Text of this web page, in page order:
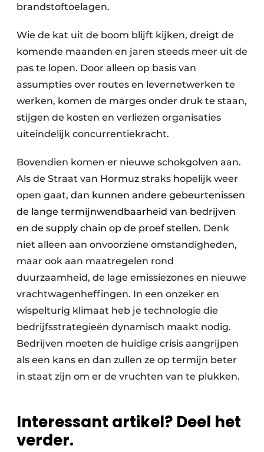
brandstoftoelagen.
Wie de kat uit de boom blijft kijken, dreigt de
komende maanden en jaren steeds meer uit de
pas te lopen. Door alleen op basis van
assumpties over routes en levernetwerken te
werken, komen de marges onder druk te staan,
stijgen de kosten en verliezen organisaties
uiteindelijk concurrentiekracht.
Bovendien komen er nieuwe schokgolven aan.
Als de Straat van Hormuz straks hopelijk weer
open gaat, dan kunnen andere gebeurtenissen
de lange termijnwendbaarheid van bedrijven
en de supply chain op de proef stellen. Denk
niet alleen aan onvoorziene omstandigheden,
maar ook aan maatregelen rond
duurzaamheid, de lage emissiezones en nieuwe
vrachtwagenheffingen. In een onzeker en
wispelturig klimaat heb je technologie die
bedrijfsstrategieën dynamisch maakt nodig.
Bedrijven moeten de huidige crisis aangrijpen
als een kans en dan zullen ze op termijn beter
in staat zijn om er de vruchten van te plukken.
Interessant artikel? Deel het
verder.